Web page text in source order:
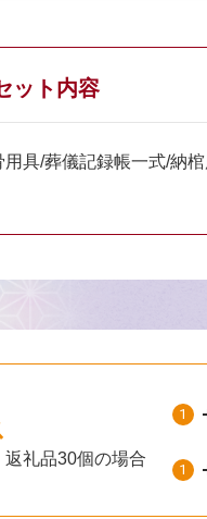
ット内容
具/葬儀記録帳一式/納
礼品30個の場合
1
1